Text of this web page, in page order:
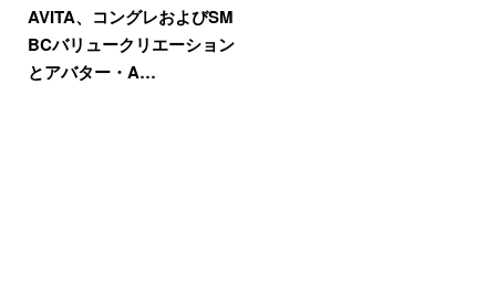
AVITA、コングレおよびSM
BCバリュークリエーション
とアバター・A…